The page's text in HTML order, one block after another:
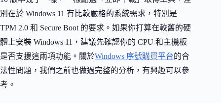
別在於 Windows 11 有比較嚴格的系統需求，特別是
TPM 2.0 和 Secure Boot 的要求。如果你打算在較舊的硬
體上安裝 Windows 11，建議先確認你的 CPU 和主機板
是否支援這兩項功能。關於Windows 序號購買平台的合
法性問題，我們之前也做過完整的分析，有興趣可以參
考。